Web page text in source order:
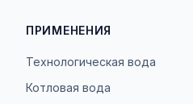
ПРИМЕНЕНИЯ
Технологическая вода
Котловая вода